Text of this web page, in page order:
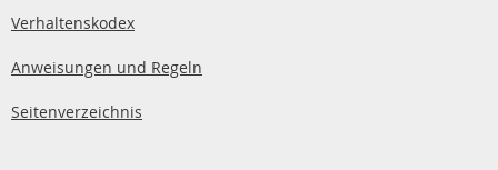
Verhaltenskodex
Anweisungen und Regeln
Seitenverzeichnis